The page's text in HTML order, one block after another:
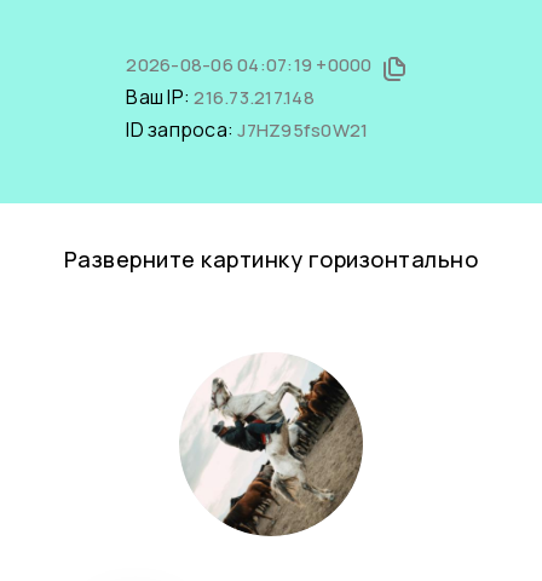
2026-08-06 04:07:19 +0000
Ваш IP:216.73.217.148
ID запроса:J7HZ95fs0W21
Разверните картинку горизонтально